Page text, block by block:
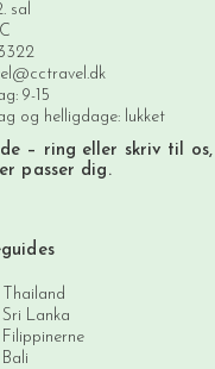
sal
9-15
og helligdage: lukket
– ring eller skriv til
passer dig.
Lanka